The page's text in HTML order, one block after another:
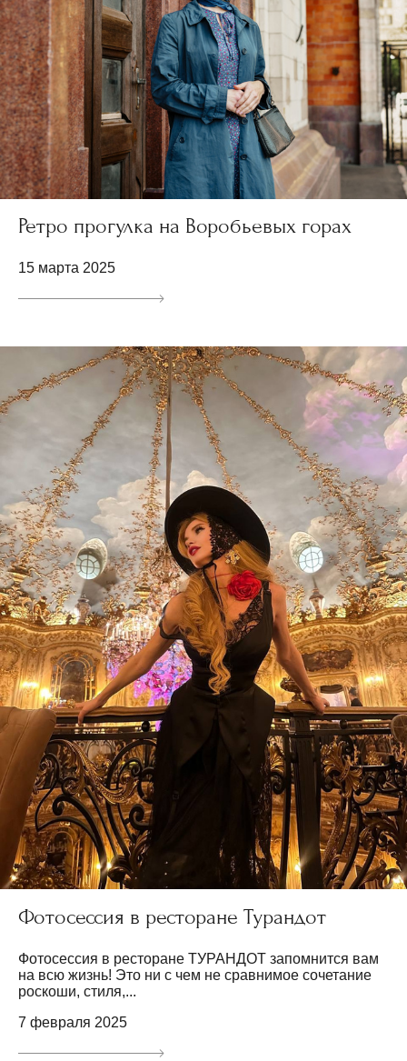
Ретро прогулка на Воробьевых горах
15 марта 2025
Фотосессия в ресторане Турандот
Фотосессия в ресторане ТУРАНДОТ запомнится вам
на всю жизнь! Это ни с чем не сравнимое сочетание
роскоши, стиля,...
7 февраля 2025